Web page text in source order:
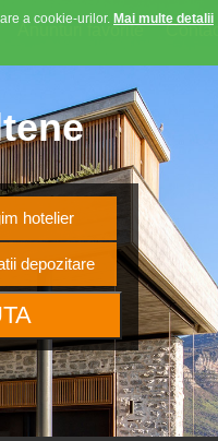
Contact
Anunturi favorite
hotelier
depozitare
a cookie-urilor. Mai multe detalii